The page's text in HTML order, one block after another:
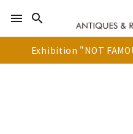
menu search
Exhibition "NOT